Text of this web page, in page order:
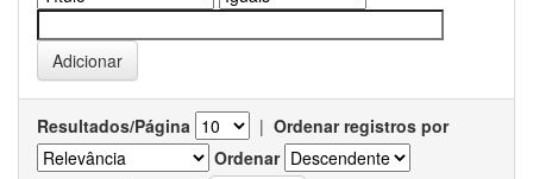
Resultados/Página | Ordenar registros por
Ordenar